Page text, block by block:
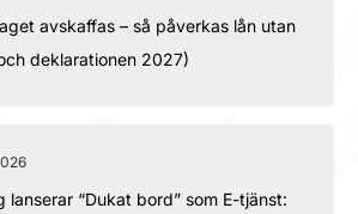
avskaffas – så påverkas lån utan
deklarationen 2027)
lanserar “Dukat bord” som E-tjänst: